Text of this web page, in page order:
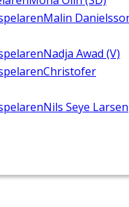
Malin
Nadja Awad (V)
Christofer
Nils Seye Larsen